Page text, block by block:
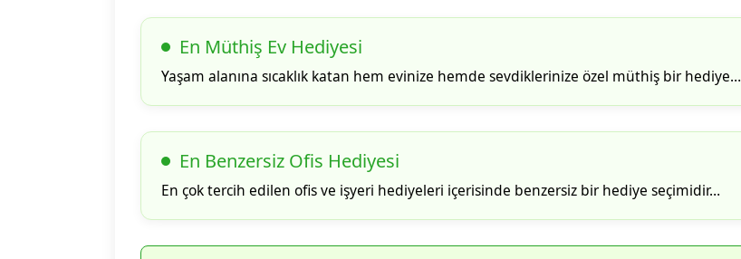
En Müthiş Ev Hediyesi
Yaşam alanına sıcaklık katan hem evinize hemde sevdiklerinize özel müthiş bir hediye…
En Benzersiz Ofis Hediyesi
En çok tercih edilen ofis ve işyeri hediyeleri içerisinde benzersiz bir hediye seçimidir…